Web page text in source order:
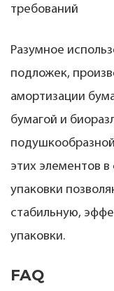
требований
Разумное
подложек,
амортизации
бумагой и
этих элементов
упаковки
стабильную,
упаковки.
FAQ